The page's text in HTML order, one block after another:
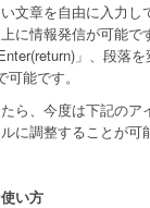
文章を自由に入力し
に情報発信が可能
」、段落
可能です。
ら、今度は下記のア
に調整することが可
い方